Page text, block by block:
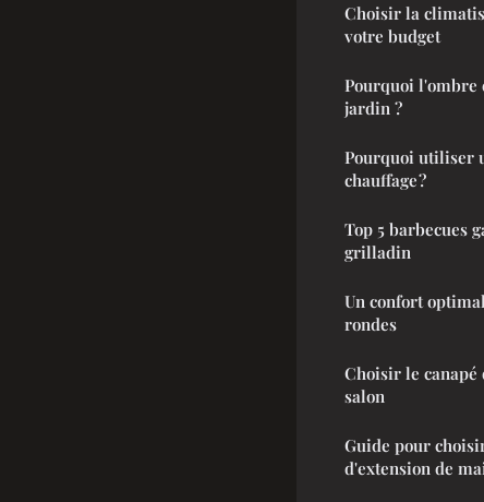
Choisir la
votre budget
Pourquoi l'ombre
jardin ?
Pourquoi utiliser
chauffage ?
Top 5 barbecues
grilladin
Un confort
rondes
Choisir le
salon
Guide pour
d'extension de